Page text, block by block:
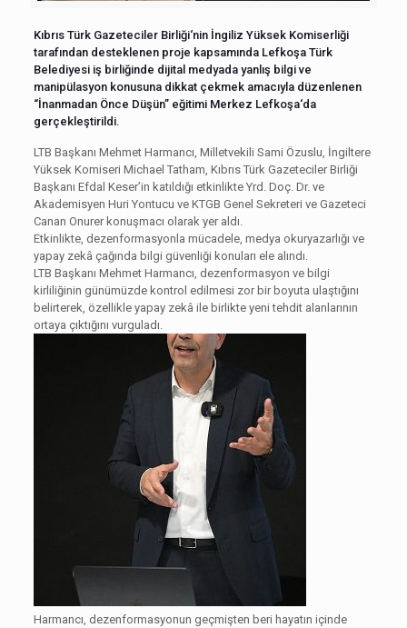
Kıbrıs Türk Gazeteciler Birliği‘nin İngiliz Yüksek Komiserliği
tarafından desteklenen proje kapsamında Lefkoşa Türk
Belediyesi iş birliğinde dijital medyada yanlış bilgi ve
manipülasyon konusuna dikkat çekmek amacıyla düzenlenen
“İnanmadan Önce Düşün” eğitimi Merkez Lefkoşa‘da
gerçekleştirildi.
LTB Başkanı Mehmet Harmancı, Milletvekili Sami Özuslu, İngiltere
Yüksek Komiseri Michael Tatham, Kıbrıs Türk Gazeteciler Birliği
Başkanı Efdal Keser’in katıldığı etkinlikte Yrd. Doç. Dr. ve
Akademisyen Huri Yontucu ve KTGB Genel Sekreteri ve Gazeteci
Canan Onurer konuşmacı olarak yer aldı.
Etkinlikte, dezenformasyonla mücadele, medya okuryazarlığı ve
yapay zekâ çağında bilgi güvenliği konuları ele alındı.
LTB Başkanı Mehmet Harmancı, dezenformasyon ve bilgi
kirliliğinin günümüzde kontrol edilmesi zor bir boyuta ulaştığını
belirterek, özellikle yapay zekâ ile birlikte yeni tehdit alanlarının
ortaya çıktığını vurguladı.
Harmancı, dezenformasyonun geçmişten beri hayatın içinde